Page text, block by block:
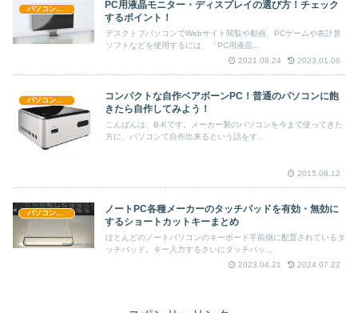
PC用液晶モニター・ディスプレイの選び方！チェック
するポイント！
デスクトプパソコンでWebサイト閲覧や動画、PCゲームや表計算
ソフトなどを使用するには、「PC用液晶...
2021.08.24
2023.01.06
コンパクトな自作ベアボーンPC！普通のパソコンに飽
きたら自作してみよう！
こんばんは、B-Kです。メーカー製のパソコンを今まで使ってきた
方に、パソコンて自作出来るという話をす...
2015.08.12
ノートPC各種メーカーのタッチパッドを有効・無効に
するショートカットキーまとめ
ほとんどのノートパソコンのキーボード手前側に配置されているタ
ッチパッド。キー入力するさいにタッチパッ...
2023.04.21
2024.07.22